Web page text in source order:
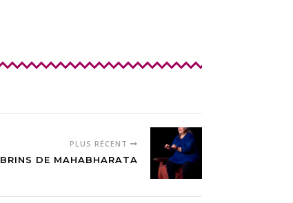
PLUS RÉCENT
BRINS DE MAHABHARATA